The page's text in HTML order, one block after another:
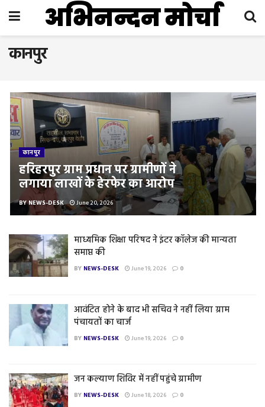
अभिनन्दन मोर्चा
कानपुर
कानपुर
हरिहरपुर ग्राम प्रधान पर ग्रामीणों ने
लगाया लाखों के हेरफेर का आरोप
BYNEWS-DESK June 20, 2026
माध्यमिक शिक्षा परिषद ने इंटर कॉलेज की मान्यता
समाप्त की
BY NEWS-DESK June 19, 2026 0
आवंटित होने के बाद भी सचिव ने नहीं लिया ग्राम
पंचायतों का चार्ज
BY NEWS-DESK June 19, 2026 0
जन कल्याण शिविर में नहीं पहुंचे ग्रामीण
BY NEWS-DESK June 18, 2026 0